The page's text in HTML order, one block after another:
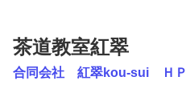
茶道教室紅翠
合同会社 紅翠kou-sui ＨＰ